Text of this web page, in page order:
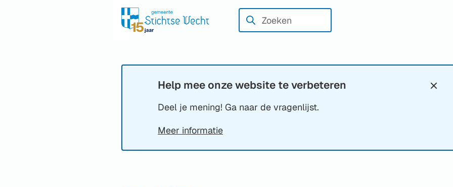
Zoeken
Wanneer
zijn
kun
hierdoor
pijl
Informatie:
Help mee onze website te verbeteren
Deel je mening! Ga naar de vragenlijst.
Meer informatie